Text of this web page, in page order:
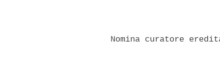
Nomina curatore